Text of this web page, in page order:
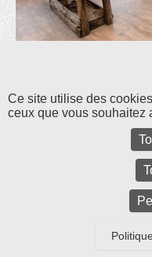
Ce site utilise des
ceux que vous souhaitez